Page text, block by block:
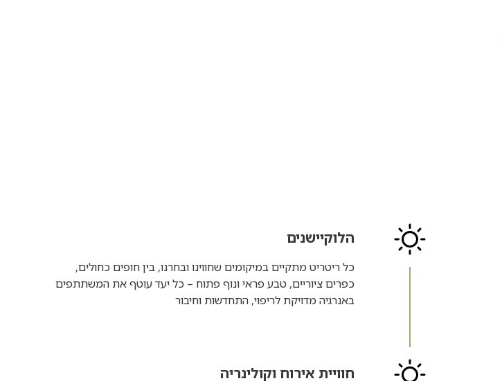
הלוקיישנים
כל ריטריט מתקיים במיקומים שחווינו ובחרנו, בין חופים כחולים,
כפרים ציוריים, טבע פראי ונוף פתוח – כל יעד עוטף את המשתתפים
באנרגיה מדויקת לריפוי, התחדשות וחיבור
חוויית אירוח וקולינריה